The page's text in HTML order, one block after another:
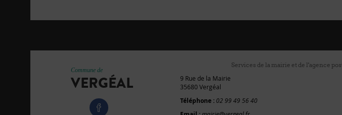
Commune de
VERGÉAL
Services de la mairie et de l'agence
9 Rue de la Mairie
35680 Vergéal
Téléphone : 02 99 49 56 40